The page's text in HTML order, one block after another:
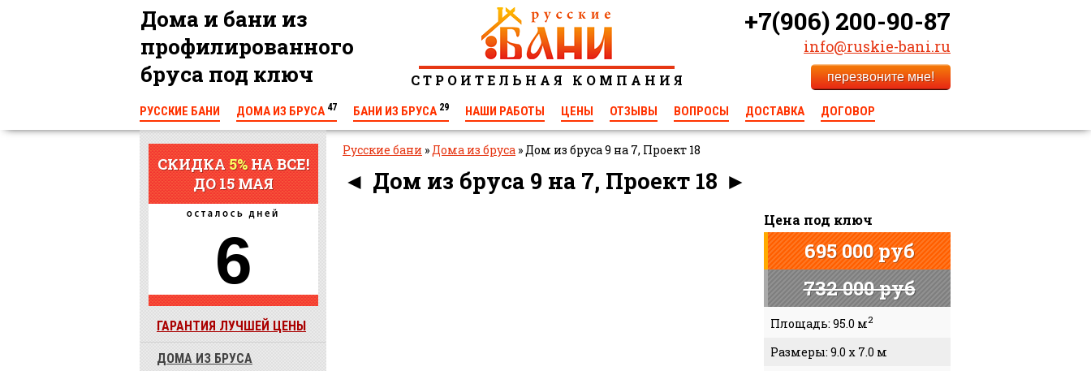
Дома и бани из
профилированного
бруса под ключ
С Т Р О И Т Е Л Ь Н А Я К О М П А Н И Я
+7(906) 200-90-87
info@ruskie-bani.ru
перезвоните мне!
РУССКИЕ БАНИ ДОМА ИЗ БРУСА 47 БАНИ ИЗ БРУСА 29 НАШИ РАБОТЫ ЦЕНЫ ОТЗЫВЫ ВОПРОСЫ ДОСТАВКА
ДОГОВОР
СКИДКА5%НА ВСЕ!
ДО 15 МАЯ
6
ГАРАНТИЯ ЛУЧШЕЙ ЦЕНЫ
ДОМА ИЗ БРУСА
Русские бани »Дома из бруса »Дом из бруса 9 на 7, Проект 18
◄ Дом из бруса 9 на 7, Проект 18 ►
Цена под ключ
695 000 руб
732 000 руб
Площадь: 95.0 м2
Размеры: 9.0 x 7.0 м